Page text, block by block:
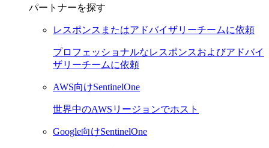
パートナーを探す
レスポンスまたはアドバイザリーチームに依頼
プロフェッショナルなレスポンスおよびアドバイ
ザリーチームに依頼
AWS向けSentinelOne
世界中のAWSリージョンでホスト
Google向けSentinelOne